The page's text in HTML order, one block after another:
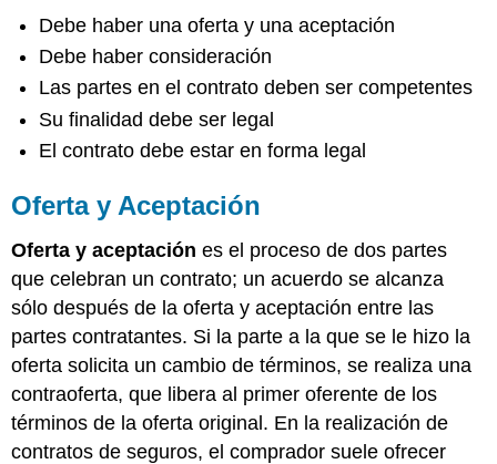
Debe haber una oferta y una aceptación
Debe haber consideración
Las partes en el contrato deben ser competentes
Su finalidad debe ser legal
El contrato debe estar en forma legal
Oferta y Aceptación
Oferta y aceptación es el proceso de dos partes
que celebran un contrato; un acuerdo se alcanza
sólo después de la oferta y aceptación entre las
partes contratantes. Si la parte a la que se le hizo la
oferta solicita un cambio de términos, se realiza una
contraoferta, que libera al primer oferente de los
términos de la oferta original. En la realización de
contratos de seguros, el comprador suele ofrecer